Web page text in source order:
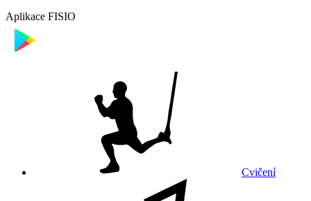
Aplikace FISIO
Cvičení